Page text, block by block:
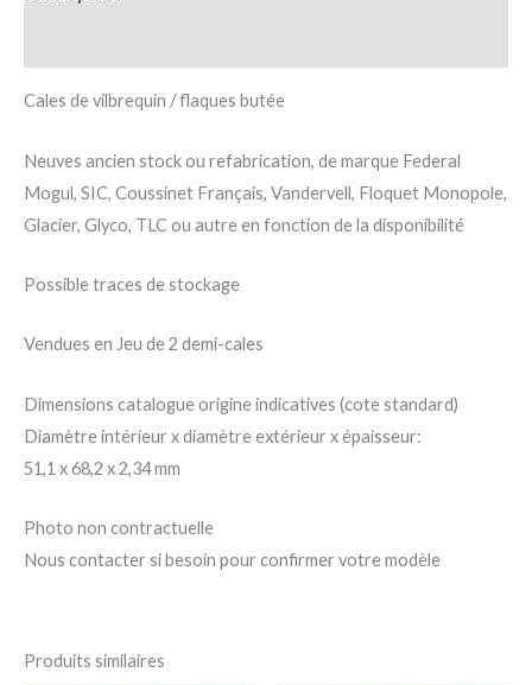
Cales de vilbrequin / flaques butée
Neuves ancien stock ou refabrication, de marque Federal
Mogul, SIC, Coussinet Français, Vandervell, Floquet Monopole,
Glacier, Glyco, TLC ou autre en fonction de la disponibilité
Possible traces de stockage
Vendues en Jeu de 2 demi-cales
Dimensions catalogue origine indicatives (cote standard)
Diamètre intérieur x diamètre extérieur x épaisseur:
51,1 x 68,2 x 2,34 mm
Photo non contractuelle
Nous contacter si besoin pour confirmer votre modèle
Produits similaires